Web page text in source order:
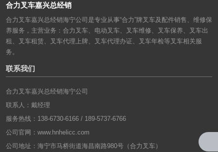
合力叉车嘉兴总经销
合力叉车嘉兴总经销海宁公司是专业从事“合力”牌叉车及配件销售、维修保
养服务，主营业务：合力叉车、电动叉车、叉车维修、叉车保养、叉车出
租、叉车租赁、叉车代理上牌、叉车代理办证、叉车年检等叉车相关服
务。
联系我们
合力叉车嘉兴总经销海宁公司
联系人：戴经理
服务热线：138-6730-6166 / 189-5737-6766
公司官网： www.hnhelicc.com
公司地址：海宁市马桥街道海昌南路980号（合力叉车）